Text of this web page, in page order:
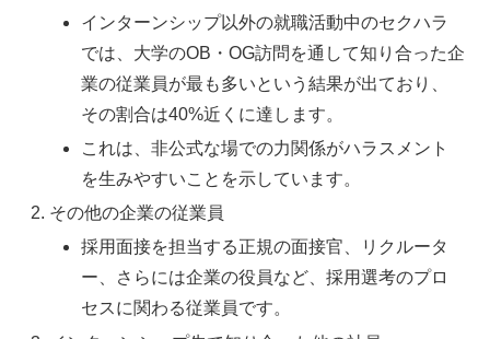
インターンシップ以外の就職活動中のセクハラ
では、大学のOB・OG訪問を通して知り合った企
業の従業員が最も多いという結果が出ており、
その割合は40%近くに達します。
これは、非公式な場での力関係がハラスメント
を生みやすいことを示しています。
その他の企業の従業員
採用面接を担当する正規の面接官、リクルータ
ー、さらには企業の役員など、採用選考のプロ
セスに関わる従業員です。